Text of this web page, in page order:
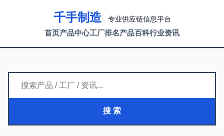
千手制造 专业供应链信息平台
首页产品中心工厂排名产品百科行业资讯
搜 索